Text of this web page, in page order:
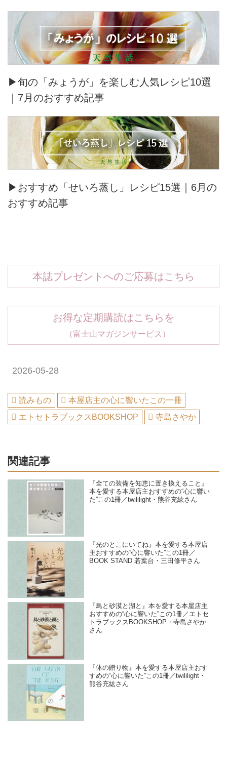
▶旬の「みょうが」を楽しむ人気レシピ10選
｜7月のおすすめ記事
▶おすすめ「せいろ蒸し」レシピ15選｜6月の
おすすめ記事
本誌プレゼントへのご応募はこちら
お得な定期購読はこちらを
（富士山マガジンサービス）
2026-05-28
読みもの
本屋店主の心に響いたこの一冊
エトセトラブックスBOOKSHOP
寺島さやか
関連記事
『全ての装備を知恵に置き換えること』
本を愛する本屋店主おすすめの“心に響い
た”この1冊／twililight・熊谷充紘さん
『光のとこにいてね』本を愛する本屋店
主おすすめの“心に響いた”この1冊／
BOOK STAND 若葉台・三田修平さん
『鳥と砂漠と湖と』本を愛する本屋店主
おすすめの“心に響いた”この1冊／エトセ
トラブックスBOOKSHOP・寺島さやか
さん
『体の贈り物』本を愛する本屋店主おす
すめの“心に響いた”この1冊／twililight・
熊谷充紘さん